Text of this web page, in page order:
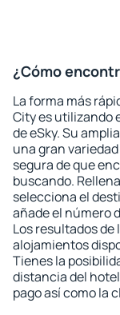
¿Cómo
La forma más
City es utilizando
de eSky. Su
una gran
segura de que
buscando.
selecciona el
añade el número
Los resultados
alojamientos
Tienes la
distancia del
pago así como la